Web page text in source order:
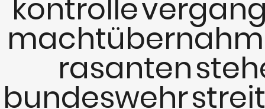
kontrolle
rasanten
bundeswehr